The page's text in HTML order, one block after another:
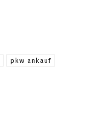
pkw ankauf